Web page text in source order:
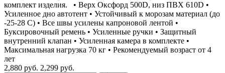
комплект изделия. • Верх Оксфорд 500D, низ ПВХ 610D •
Усиленное дно автотент • Устойчивый к морозам материал (до
-25-28 С) • Все швы усилены капроновой лентой •
Буксировочный ремень • Усиленные ручки • Защитный
внутренний клапан • Усиленная камера в комплекте •
Максимальная нагрузка 70 кг • Рекомендуемый возраст от 4
лет
2,880 руб. 2,299 руб.